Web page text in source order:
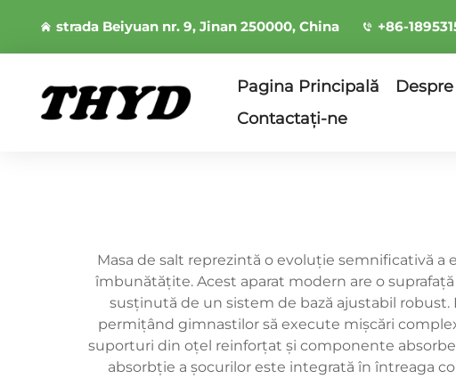
strada Beiyuan nr. 9, Jinan 250000, China +86-
Pagina Principală
Contactați-ne
Masa de salt reprezintă o evoluție semnificativă
îmbunătățite. Acest aparat modern are o
susținută de un sistem de bază ajustabil
permițând gimnastilor să execute mișcări
suporturi din oțel reinforțat și componente
absorbție a şocurilor este integrată în întreaga